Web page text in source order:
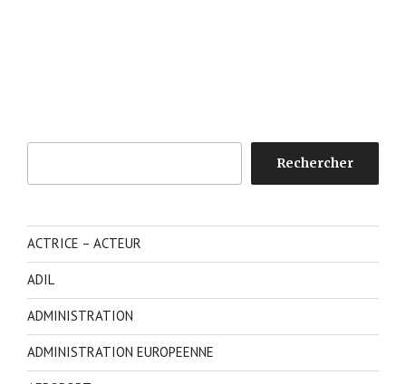
Rechercher
ACTRICE – ACTEUR
ADIL
ADMINISTRATION
ADMINISTRATION EUROPEENNE